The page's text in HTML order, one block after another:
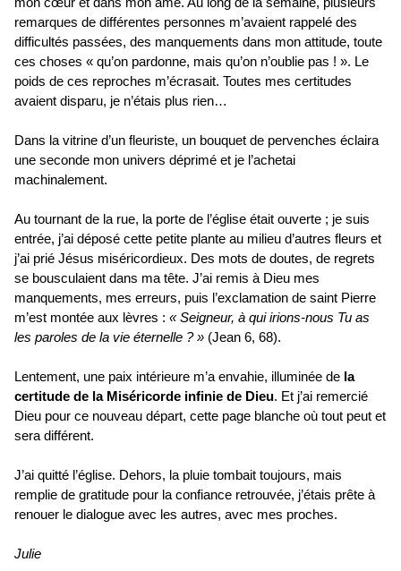
remarques de différentes personnes m’avaient rappelé des
difficultés passées, des manquements dans mon attitude, toute
ces choses « qu’on pardonne, mais qu’on n’oublie pas ! ». Le
poids de ces reproches m’écrasait. Toutes mes certitudes
avaient disparu, je n’étais plus rien…
Dans la vitrine d’un fleuriste, un bouquet de pervenches éclaira
une seconde mon univers déprimé et je l’achetai
machinalement.
Au tournant de la rue, la porte de l’église était ouverte ; je suis
entrée, j’ai déposé cette petite plante au milieu d’autres fleurs et
j’ai prié Jésus miséricordieux. Des mots de doutes, de regrets
se bousculaient dans ma tête. J’ai remis à Dieu mes
manquements, mes erreurs, puis l’exclamation de saint Pierre
m’est montée aux lèvres : « Seigneur, à qui irions-nous Tu as
les paroles de la vie éternelle ? » (Jean 6, 68).
Lentement, une paix intérieure m’a envahie, illuminée de la
certitude de la Miséricorde infinie de Dieu. Et j’ai remercié
Dieu pour ce nouveau départ, cette page blanche où tout peut et
sera différent.
J’ai quitté l’église. Dehors, la pluie tombait toujours, mais
remplie de gratitude pour la confiance retrouvée, j’étais prête à
renouer le dialogue avec les autres, avec mes proches.
Julie